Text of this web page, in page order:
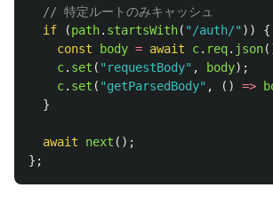
// 特定ルートのみキャッシュ
if
(path. startsWith( " /auth/" ))
{
const
body = await c. req. json
c. set ( " requestBody" , body);
c. set ( "getParsedBody" , () =>
}
await next ();
};